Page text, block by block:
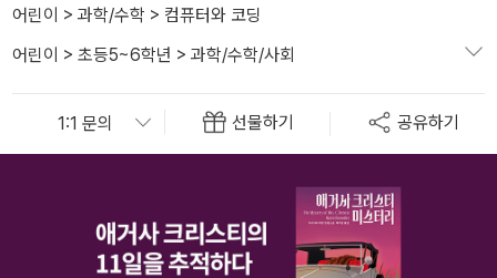
어린이 > 과학/수학 > 컴퓨터와 코딩
어린이 > 초등5~6학년 > 과학/수학/사회
선물하기 공유하기